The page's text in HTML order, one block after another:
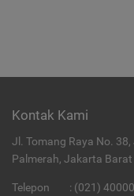
Kontak Kami
Jl. Tomang Raya No.
Palmerah, Jakarta
Telepon : (021)